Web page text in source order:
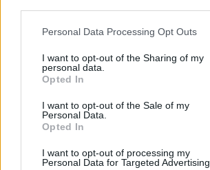
Personal Data Processing Opt Outs
I want to opt-out of the Sharing of my
personal data.
Opted In
I want to opt-out of the Sale of my
Personal Data.
Opted In
I want to opt-out of processing my
Personal Data for Targeted Advertising.
[ΠΗΓΗ]
ΔΙΑΦΗΜΙΣΗ